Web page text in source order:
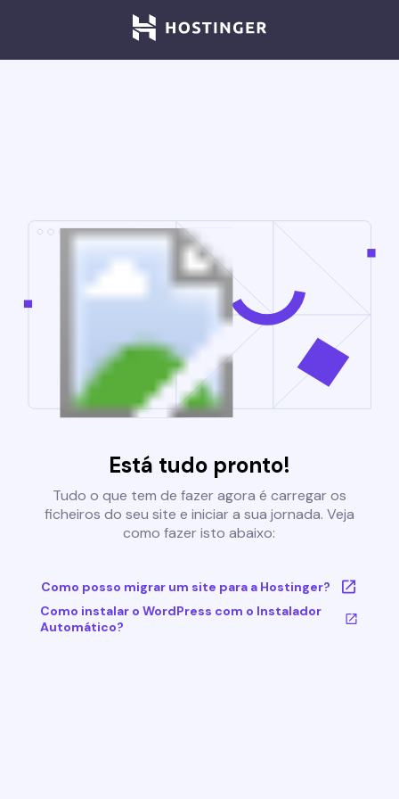
Está tudo pronto!
Tudo o que tem de fazer agora é carregar os
ficheiros do seu site e iniciar a sua jornada. Veja
como fazer isto abaixo:
Como posso migrar um site para a Hostinger?
Como instalar o WordPress com o Instalador
Automático?